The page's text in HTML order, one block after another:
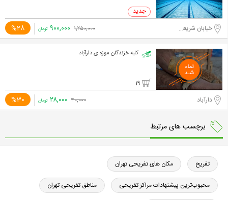
خیابان شریعتی، خیابان ظفر %28 ۱,۲۵۰,۰۰۰ ۹۰۰,۰۰۰ تومان
کلبه خزندگان موزه ی دارآباد
19
دارآباد %30 ۴۰,۰۰۰ ۲۸,۰۰۰ تومان
برچسب های مرتبط
تفریح مکان های تفریحی تهران
محبوب‌ترین پیشنهادات مراکز تفریحی مناطق تفریحی تهران